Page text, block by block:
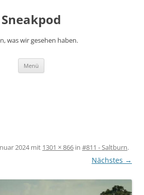
Sneakpod
was wir gesehen haben.
Menü
2024mit 1301 × 866 in #811 - Saltburn.
Nächstes →